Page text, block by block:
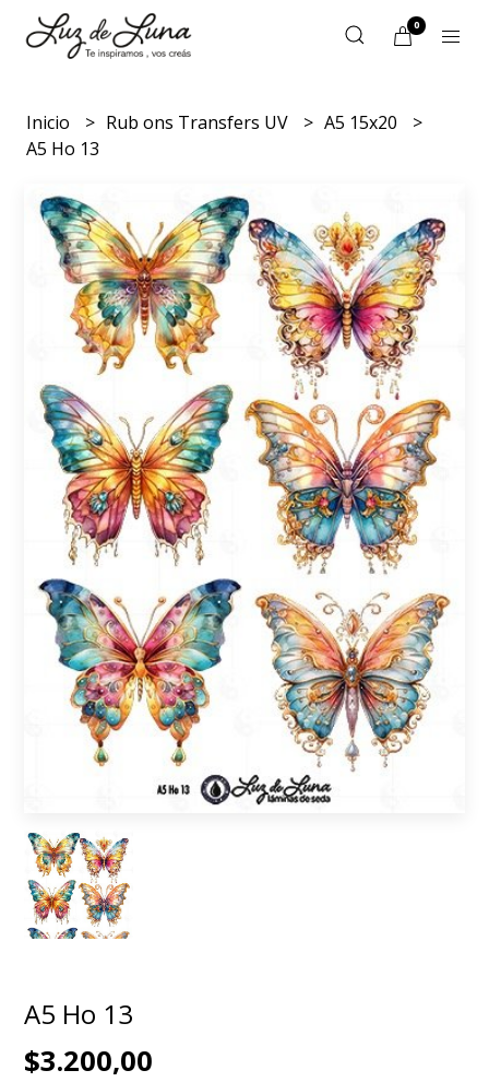
0
Inicio Rub ons Transfers UV
A5 15x20
A5 Ho 13
A5 Ho 13
$3.200,00